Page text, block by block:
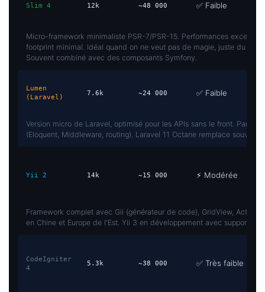
Slim 4 12k ~48 000 ✅ Faible
Micro-framework minimaliste PSR-7/PSR-15. Performances
footprint minimal. Idéal quand on ne veut pas de magie, juste du
Souvent combiné avec des composants Symfony.
Lumen
(Laravel)
7.6k ~24 000 ✅ Faible
Version micro de Laravel, optimisé pour les APIs sans le front.
(Eloquent, Middleware, routing). Laravel 11 Octane remplace souvent
Yii 2 14k ~15 000 ⚡ Modérée
Framework complet avec Gii (générateur de code), GridView, Active
en Chine et Europe de l'Est. Yii 3 en développement avec support
CodeIgniter
4
5.3k ~38 000 ✅ Très faible